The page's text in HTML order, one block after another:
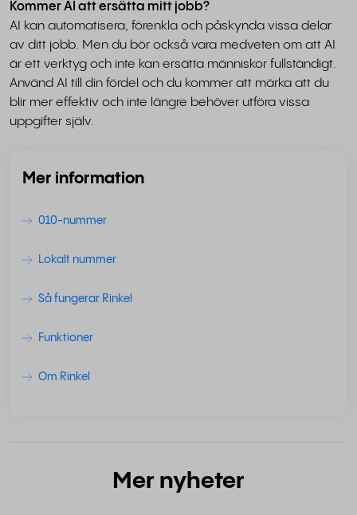
Kommer AI att ersätta mitt jobb?
AI kan automatisera, förenkla och påskynda vissa delar
av ditt jobb. Men du bör också vara medveten om att AI
är ett verktyg och inte kan ersätta människor fullständigt.
Använd AI till din fördel och du kommer att märka att du
blir mer effektiv och inte längre behöver utföra vissa
uppgifter själv.
Mer information
010-nummer
Lokalt nummer
Så fungerar Rinkel
Funktioner
Om Rinkel
Mer nyheter